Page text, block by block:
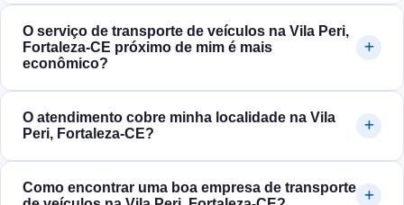
O serviço de transporte de veículos na Vila Peri,
Fortaleza‑CE próximo de mim é mais
econômico?
O atendimento cobre minha localidade na Vila
Peri, Fortaleza‑CE?
Como encontrar uma boa empresa de transporte